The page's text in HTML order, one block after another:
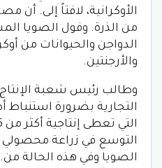
من الذرة. وفول الصويا
الدواجن والحيوانات من
والأرجنتين.
وطالب رئيس شعبة
التجارية بضرورة استنباط
التوسع في زراعة محصولي
الصويا وفي هذه الحالة